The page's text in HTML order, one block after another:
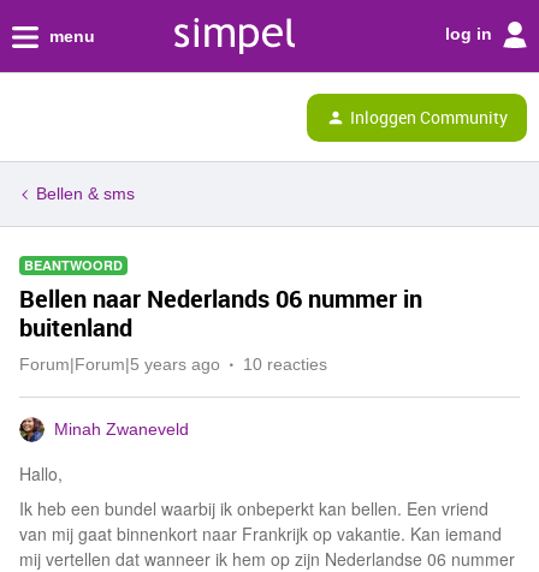
menu log in
Inloggen Community
Bellen & sms
BEANTWOORD
Bellen naar Nederlands 06 nummer in
buitenland
Forum|Forum|5 years ago 10 reacties
Minah Zwaneveld
Hallo,
Ik heb een bundel waarbij ik onbeperkt kan bellen. Een vriend
van mij gaat binnenkort naar Frankrijk op vakantie. Kan iemand
mij vertellen dat wanneer ik hem op zijn Nederlandse 06 nummer